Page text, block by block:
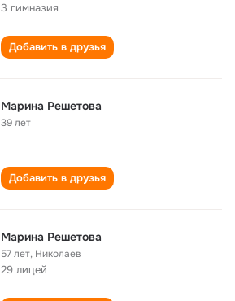
3 гимназия
Добавить в друзья
Марина Решетова
39 лет
Добавить в друзья
Марина Решетова
57 лет, Николаев
29 лицей